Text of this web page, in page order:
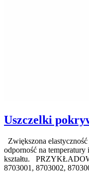
Uszczelki
Zwiększona
odporność na
kształtu.
8703001, 8703002,